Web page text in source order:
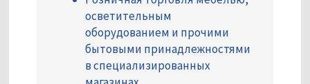
осветительным
оборудованием и прочими
бытовыми принадлежностями
в специализированных